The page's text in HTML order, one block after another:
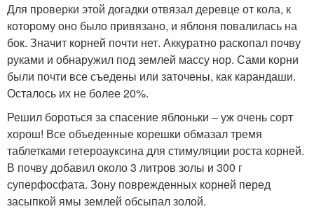
Для проверки этой догадки отвязал деревце от кола, к
которому оно было привязано, и яблоня повалилась на
бок. Значит корней почти нет. Аккуратно раскопал почву
руками и обнаружил под землей массу нор. Сами корни
были почти все съедены или заточены, как карандаши.
Осталось их не более 20%.
Решил бороться за спасение яблоньки – уж очень сорт
хорош! Все объеденные корешки обмазал тремя
таблетками гетероауксина для стимуляции роста корней.
В почву добавил около 3 литров золы и 300 г
суперфосфата. Зону поврежденных корней перед
засыпкой ямы землей обсыпал золой.